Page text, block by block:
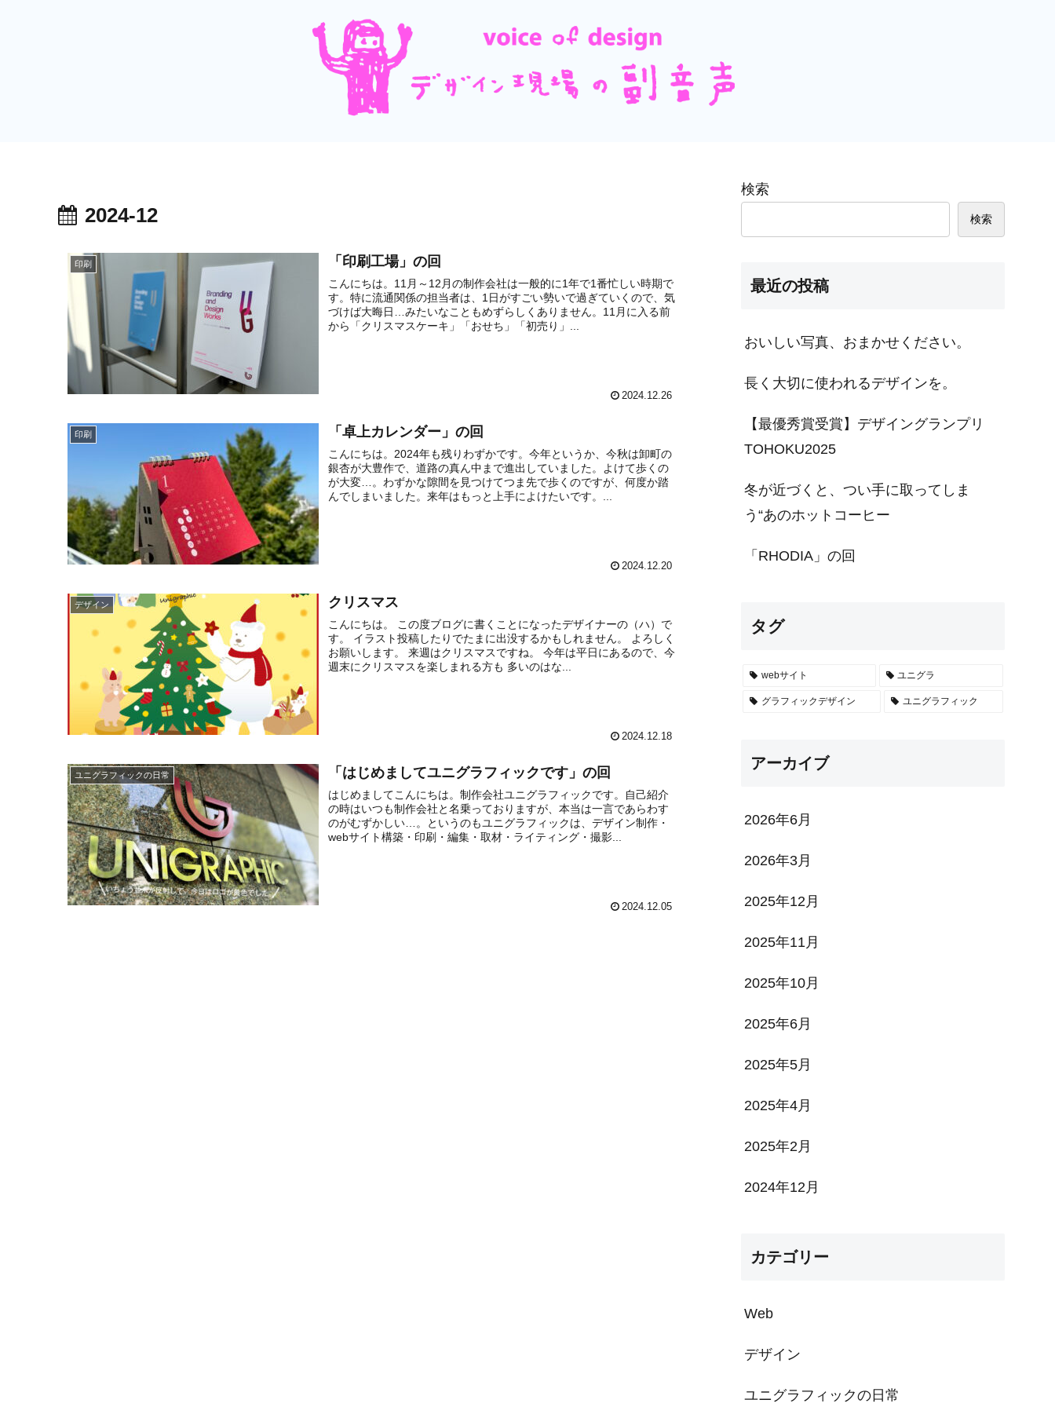
2024-12
印刷 「印刷工場」の回
こんにちは。11月～12月の制作会社は一般的に1年で1番忙しい時期で
す。特に流通関係の担当者は、1日がすごい勢いで過ぎていくので、気
づけば大晦日…みたいなこともめずらしくありません。11月に入る前
から「クリスマスケーキ」「おせち」「初売り」...
2024.12.26
印刷 「卓上カレンダー」の回
こんにちは。2024年も残りわずかです。今年というか、今秋は卸町の
銀杏が大豊作で、道路の真ん中まで進出していました。よけて歩くの
が大変…。わずかな隙間を見つけてつま先で歩くのですが、何度か踏
んでしまいました。来年はもっと上手によけたいです。...
2024.12.20
デザイン クリスマス
こんにちは。 この度ブログに書くことになったデザイナーの（ハ）で
す。 イラスト投稿したりでたまに出没するかもしれません。 よろしく
お願いします。 来週はクリスマスですね。 今年は平日にあるので、今
週末にクリスマスを楽しまれる方も 多いのはな...
2024.12.18
ユニグラフィックの日常 「はじめましてユニグラフィックです」の回
はじめましてこんにちは。制作会社ユニグラフィックです。自己紹介
の時はいつも制作会社と名乗っておりますが、本当は一言であらわす
のがむずかしい…。というのもユニグラフィックは、デザイン制作・
webサイト構築・印刷・編集・取材・ライティング・撮影...
2024.12.05
検索
検索
最近の投稿
おいしい写真、おまかせください。
長く大切に使われるデザインを。
【最優秀賞受賞】デザイングランプリ
TOHOKU2025
冬が近づくと、つい手に取ってしま
う“あのホットコーヒー
「RHODIA」の回
タグ
webサイト ユニグラ
グラフィックデザイン ユニグラフィック
アーカイブ
2026年6月
2026年3月
2025年12月
2025年11月
2025年10月
2025年6月
2025年5月
2025年4月
2025年2月
2024年12月
カテゴリー
Web
デザイン
ユニグラフィックの日常